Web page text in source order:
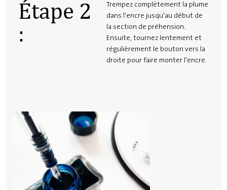
Étape 2
:
Trempez complètement la plume
dans l'encre jusqu'au début de
la section de préhension.
Ensuite, tournez lentement et
régulièrement le bouton vers la
droite pour faire monter l'encre.